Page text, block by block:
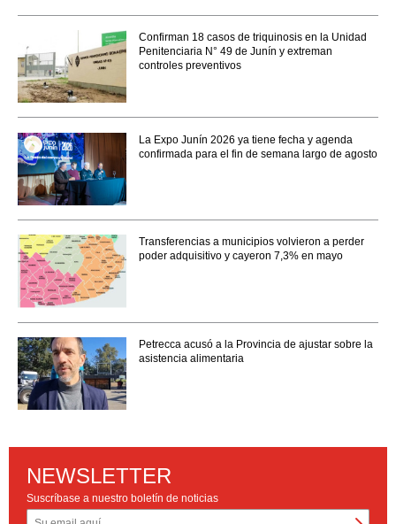
Confirman 18 casos de triquinosis en la Unidad
Penitenciaria N° 49 de Junín y extreman
controles preventivos
La Expo Junín 2026 ya tiene fecha y agenda
confirmada para el fin de semana largo de agosto
Transferencias a municipios volvieron a perder
poder adquisitivo y cayeron 7,3% en mayo
Petrecca acusó a la Provincia de ajustar sobre la
asistencia alimentaria
NEWSLETTER
Suscríbase a nuestro boletín de noticias